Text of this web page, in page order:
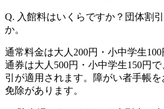
Q. 入館料はいくらですか？団体割
か。
通常料金は大人200円・小中学生
通券は大人500円・小中学生150円
引が適用されます。障がい者手帳
免除があります。